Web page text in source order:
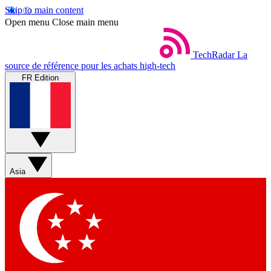
Skip to main content
Open menu Close main menu
TechRadar La
source de référence pour les achats high-tech
FR Edition
Asia